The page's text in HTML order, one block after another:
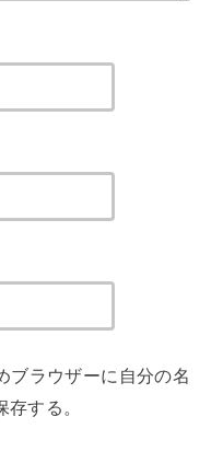
ブラウザーに自分の名
する。